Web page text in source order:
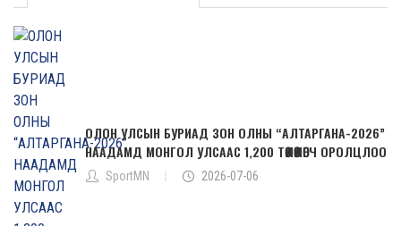
ОЛОН УЛСЫН БУРИАД ЗОН ОЛНЫ “АЛТАРГАНА-2026”
НААДАМД МОНГОЛ УЛСААС 1,200 ТӨЛӨӨЛӨГЧ ОРОЛЦЛОО
SportMN 2026-07-06